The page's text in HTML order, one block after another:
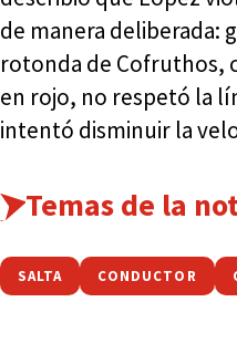
de manera deliberada:
rotonda de Cofruthos,
en rojo, no respetó la
intentó disminuir la
Temas de la
SALTA CONDUCTOR